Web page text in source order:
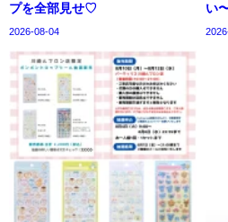
プを全部見せ♡
2026-08-04
い